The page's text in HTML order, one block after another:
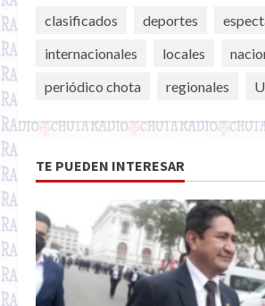
clasificados deportes
internacionales
locales
periódico chota
regionales
TE PUEDEN INTERESAR